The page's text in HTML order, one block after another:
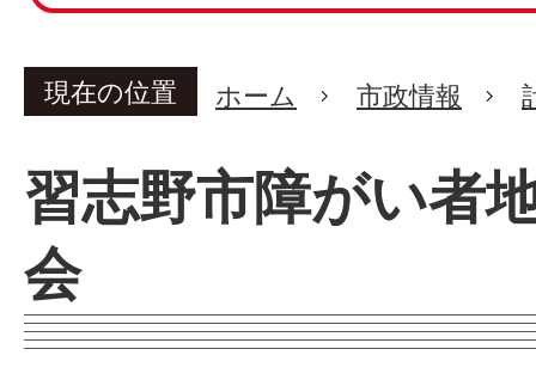
現在の位置 ホーム 市政情報
習志野市障がい者
会